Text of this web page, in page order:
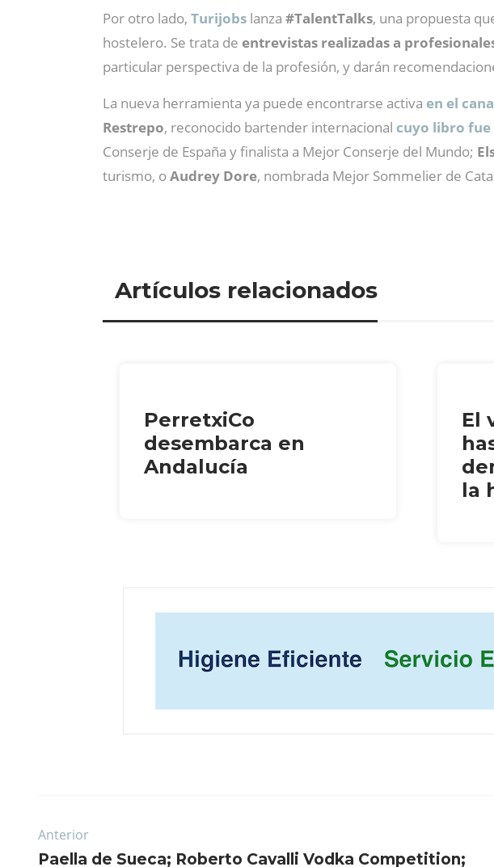
Por otro lado, Turijobs lanza #TalentTalks, una propuesta
hostelero. Se trata de entrevistas realizadas a
particular perspectiva de la profesión, y darán
La nueva herramienta ya puede encontrarse activa en el
Restrepo, reconocido bartender internacional cuyo libro fue
Conserje de España y finalista a Mejor Conserje del Mundo;
turismo, oAudrey Dore, nombrada Mejor Sommelier de
Artículos relacionados
PerretxiCo
desembarca en
Andalucía
El
la
Anterior
Paella de Sueca; Roberto Cavalli Vodka Competition;